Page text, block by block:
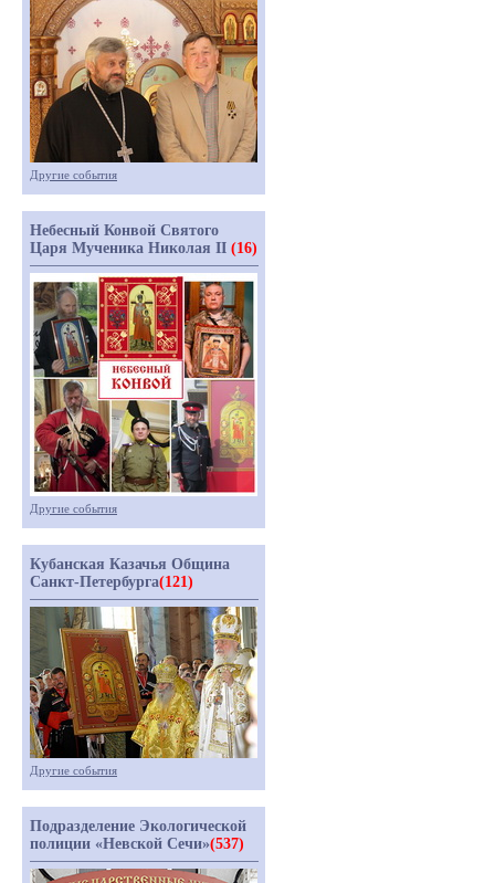
Другие события
Небесный Конвой Святого
Царя Мученика Николая II (16)
Другие события
Кубанская Казачья Община
Санкт-Петербурга(121)
Другие события
Подразделение Экологической
полиции «Невской Сечи»(537)